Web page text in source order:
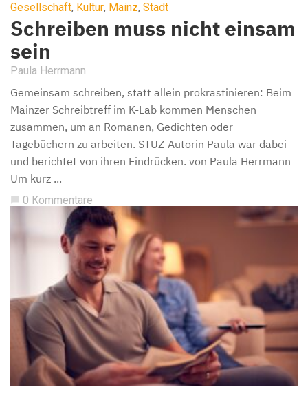
Gesellschaft, Kultur, Mainz, Stadt
Schreiben muss nicht einsam
sein
Paula Herrmann
Gemeinsam schreiben, statt allein prokrastinieren: Beim
Mainzer Schreibtreff im K-Lab kommen Menschen
zusammen, um an Romanen, Gedichten oder
Tagebüchern zu arbeiten. STUZ-Autorin Paula war dabei
und berichtet von ihren Eindrücken. von Paula Herrmann
Um kurz ...
chat_bubble 0 Kommentare